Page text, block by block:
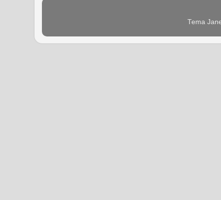
Tema